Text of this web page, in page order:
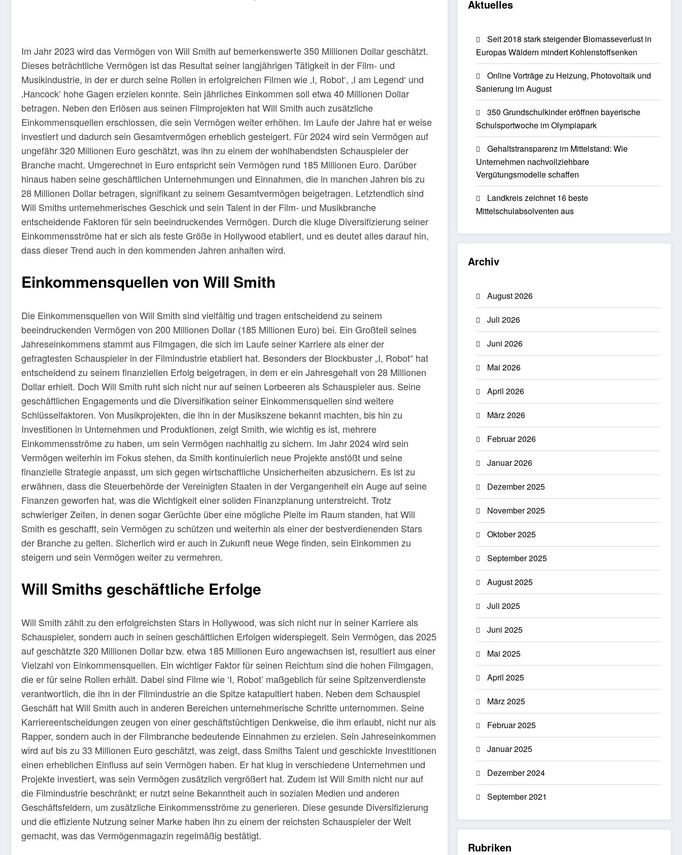
Im Jahr 2023 wird das Vermögen von Will Smith auf bemerkenswerte 350 Millionen Dollar geschätzt.
Dieses beträchtliche Vermögen ist das Resultat seiner langjährigen Tätigkeit in der Film- und
Musikindustrie, in der er durch seine Rollen in erfolgreichen Filmen wie ‚I, Robot‘, ‚I am Legend‘ und
‚Hancock‘ hohe Gagen erzielen konnte. Sein jährliches Einkommen soll etwa 40 Millionen Dollar
betragen. Neben den Erlösen aus seinen Filmprojekten hat Will Smith auch zusätzliche
Einkommensquellen erschlossen, die sein Vermögen weiter erhöhen. Im Laufe der Jahre hat er weise
investiert und dadurch sein Gesamtvermögen erheblich gesteigert. Für 2024 wird sein Vermögen auf
ungefähr 320 Millionen Euro geschätzt, was ihn zu einem der wohlhabendsten Schauspieler der
Branche macht. Umgerechnet in Euro entspricht sein Vermögen rund 185 Millionen Euro. Darüber
hinaus haben seine geschäftlichen Unternehmungen und Einnahmen, die in manchen Jahren bis zu
28 Millionen Dollar betragen, signifikant zu seinem Gesamtvermögen beigetragen. Letztendlich sind
Will Smiths unternehmerisches Geschick und sein Talent in der Film- und Musikbranche
entscheidende Faktoren für sein beeindruckendes Vermögen. Durch die kluge Diversifizierung seiner
Einkommensströme hat er sich als feste Größe in Hollywood etabliert, und es deutet alles darauf hin,
dass dieser Trend auch in den kommenden Jahren anhalten wird.
Einkommensquellen von Will Smith
Die Einkommensquellen von Will Smith sind vielfältig und tragen entscheidend zu seinem
beeindruckenden Vermögen von 200 Millionen Dollar (185 Millionen Euro) bei. Ein Großteil seines
Jahreseinkommens stammt aus Filmgagen, die sich im Laufe seiner Karriere als einer der
gefragtesten Schauspieler in der Filmindustrie etabliert hat. Besonders der Blockbuster „I, Robot“ hat
entscheidend zu seinem finanziellen Erfolg beigetragen, in dem er ein Jahresgehalt von 28 Millionen
Dollar erhielt. Doch Will Smith ruht sich nicht nur auf seinen Lorbeeren als Schauspieler aus. Seine
geschäftlichen Engagements und die Diversifikation seiner Einkommensquellen sind weitere
Schlüsselfaktoren. Von Musikprojekten, die ihn in der Musikszene bekannt machten, bis hin zu
Investitionen in Unternehmen und Produktionen, zeigt Smith, wie wichtig es ist, mehrere
Einkommensströme zu haben, um sein Vermögen nachhaltig zu sichern. Im Jahr 2024 wird sein
Vermögen weiterhin im Fokus stehen, da Smith kontinuierlich neue Projekte anstößt und seine
finanzielle Strategie anpasst, um sich gegen wirtschaftliche Unsicherheiten abzusichern. Es ist zu
erwähnen, dass die Steuerbehörde der Vereinigten Staaten in der Vergangenheit ein Auge auf seine
Finanzen geworfen hat, was die Wichtigkeit einer soliden Finanzplanung unterstreicht. Trotz
schwieriger Zeiten, in denen sogar Gerüchte über eine mögliche Pleite im Raum standen, hat Will
Smith es geschafft, sein Vermögen zu schützen und weiterhin als einer der bestverdienenden Stars
der Branche zu gelten. Sicherlich wird er auch in Zukunft neue Wege finden, sein Einkommen zu
steigern und sein Vermögen weiter zu vermehren.
Will Smiths geschäftliche Erfolge
Will Smith zählt zu den erfolgreichsten Stars in Hollywood, was sich nicht nur in seiner Karriere als
Schauspieler, sondern auch in seinen geschäftlichen Erfolgen widerspiegelt. Sein Vermögen, das 2025
auf geschätzte 320 Millionen Dollar bzw. etwa 185 Millionen Euro angewachsen ist, resultiert aus einer
Vielzahl von Einkommensquellen. Ein wichtiger Faktor für seinen Reichtum sind die hohen Filmgagen,
die er für seine Rollen erhält. Dabei sind Filme wie ‘I, Robot’ maßgeblich für seine Spitzenverdienste
verantwortlich, die ihn in der Filmindustrie an die Spitze katapultiert haben. Neben dem Schauspiel
Geschäft hat Will Smith auch in anderen Bereichen unternehmerische Schritte unternommen. Seine
Karriereentscheidungen zeugen von einer geschäftstüchtigen Denkweise, die ihm erlaubt, nicht nur als
Rapper, sondern auch in der Filmbranche bedeutende Einnahmen zu erzielen. Sein Jahreseinkommen
wird auf bis zu 33 Millionen Euro geschätzt, was zeigt, dass Smiths Talent und geschickte Investitionen
einen erheblichen Einfluss auf sein Vermögen haben. Er hat klug in verschiedene Unternehmen und
Projekte investiert, was sein Vermögen zusätzlich vergrößert hat. Zudem ist Will Smith nicht nur auf
die Filmindustrie beschränkt; er nutzt seine Bekanntheit auch in sozialen Medien und anderen
Geschäftsfeldern, um zusätzliche Einkommensströme zu generieren. Diese gesunde Diversifizierung
und die effiziente Nutzung seiner Marke haben ihn zu einem der reichsten Schauspieler der Welt
gemacht, was das Vermögenmagazin regelmäßig bestätigt.
Aktuelles
Seit 2018 stark steigender Biomasseverlust in
Europas Wäldern mindert Kohlenstoffsenken
Online Vorträge zu Heizung, Photovoltaik und
Sanierung im August
350 Grundschulkinder eröffnen bayerische
Schulsportwoche im Olympiapark
Gehaltstransparenz im Mittelstand: Wie
Unternehmen nachvollziehbare
Vergütungsmodelle schaffen
Landkreis zeichnet 16 beste
Mittelschulabsolventen aus
Archiv
August 2026
Juli 2026
Juni 2026
Mai 2026
April 2026
März 2026
Februar 2026
Januar 2026
Dezember 2025
November 2025
Oktober 2025
September 2025
August 2025
Juli 2025
Juni 2025
Mai 2025
April 2025
März 2025
Februar 2025
Januar 2025
Dezember 2024
September 2021
Rubriken